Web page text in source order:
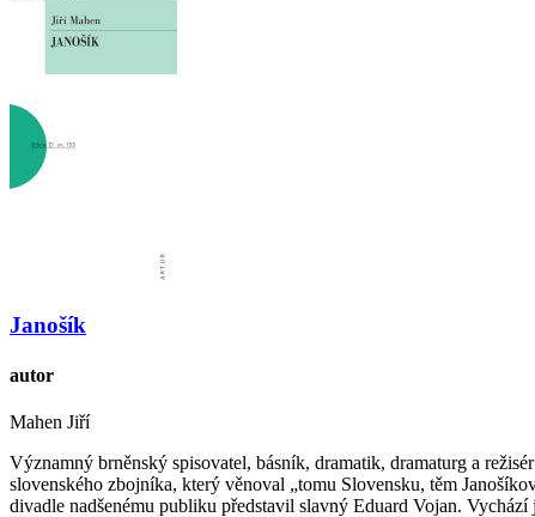
Janošík
autor
Mahen Jiří
Významný brněnský spisovatel, básník, dramatik, dramaturg a
slovenského zbojníka, který věnoval „tomu Slovensku, těm
divadle nadšenému publiku představil slavný Eduard Vojan. Vychází